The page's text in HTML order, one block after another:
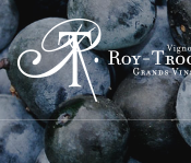
ACCUEIL